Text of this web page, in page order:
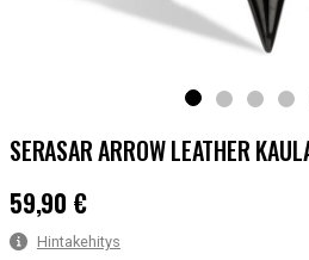
SERASAR ARROW LEATHER
Hinta:59,90 €
59,90 €
Hintakehitys